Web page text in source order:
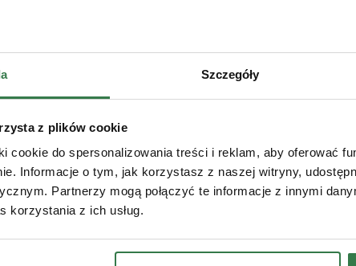
Szczegóły
z plików cookie
cookie do spersonalizowania treści i reklam, aby oferować
Informacje o tym, jak korzystasz z naszej witryny,
Partnerzy mogą połączyć te informacje z innymi
korzystania z ich usług.
rozdanie zwierzętom.
pasz Strautmann